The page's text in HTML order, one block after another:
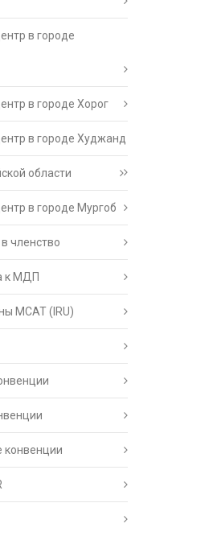
в городе
в городе Хорог
в городе Худжанд
области
в городе Мургоб
членство
к МДП
МСАТ (IRU)